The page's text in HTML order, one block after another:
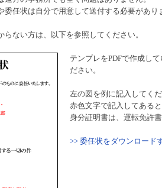
委任状は自分で用意して送付する必要があり
らない方は、以下を参照してください。
テンプレをPDFで作成し
ださい。
左の図を例に記入してくだ
赤色文字で記入してある
身分証明書は、運転免許
>> 委任状をダウンロード